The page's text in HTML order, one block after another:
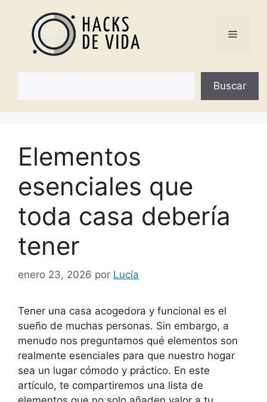
contenido
Menú
Buscar
Elementos
esenciales que
toda casa debería
tener
enero 23, 2026 por Lucía
Tener una casa acogedora y funcional es el
sueño de muchas personas. Sin embargo, a
menudo nos preguntamos qué elementos son
realmente esenciales para que nuestro hogar
sea un lugar cómodo y práctico. En este
artículo, te compartiremos una lista de